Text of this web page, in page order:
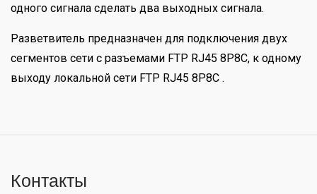
одного сигнала сделать два выходных сигнала.
Разветвитель предназначен для подключения двух
сегментов сети с разъемами FTP RJ45 8P8C, к одному
выходу локальной сети FTP RJ45 8P8C .
Контакты